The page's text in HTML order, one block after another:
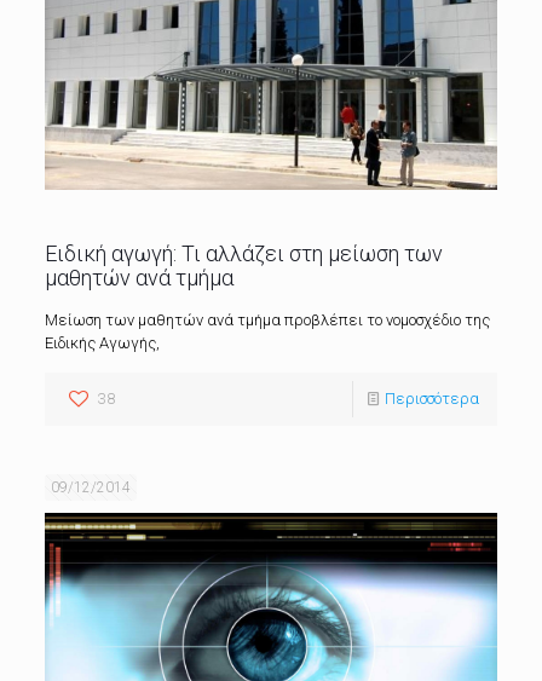
Ειδική αγωγή: Τι αλλάζει στη μείωση των
μαθητών ανά τμήμα
Μείωση των μαθητών ανά τμήμα προβλέπει το νομοσχέδιο της
Ειδικής Αγωγής,
38 Περισσότερα
09/12/2014